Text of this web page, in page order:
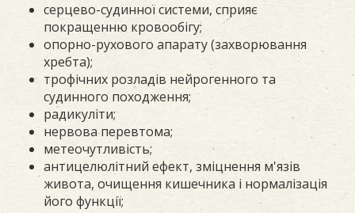
серцево-судинної системи, сприяє
покращенню кровообігу;
опорно-рухового апарату (захворювання
хребта);
трофічних розладів нейрогенного та
судинного походження;
радикуліти;
нервова перевтома;
метеочутливість;
антицелюлітний ефект, зміцнення м'язів
живота, очищення кишечника і нормалізація
його функції;